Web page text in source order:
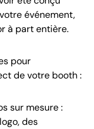
événement,
à part entière.
pour
de votre booth :
sur mesure :
des